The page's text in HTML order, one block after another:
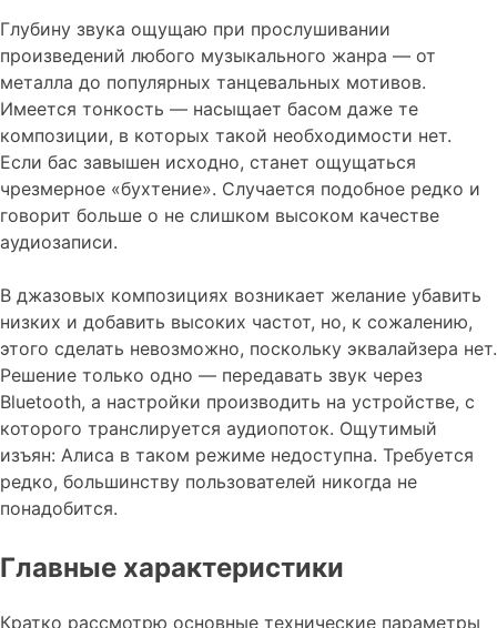
Глубину звука ощущаю при прослушивании
произведений любого музыкального жанра — от
металла до популярных танцевальных мотивов.
Имеется тонкость — насыщает басом даже те
композиции, в которых такой необходимости нет.
Если бас завышен исходно, станет ощущаться
чрезмерное «бухтение». Случается подобное редко и
говорит больше о не слишком высоком качестве
аудиозаписи.
В джазовых композициях возникает желание убавить
низких и добавить высоких частот, но, к сожалению,
этого сделать невозможно, поскольку эквалайзера нет.
Решение только одно — передавать звук через
Bluetooth, а настройки производить на устройстве, с
которого транслируется аудиопоток. Ощутимый
изъян: Алиса в таком режиме недоступна. Требуется
редко, большинству пользователей никогда не
понадобится.
Главные характеристики
Кратко рассмотрю основные технические параметры